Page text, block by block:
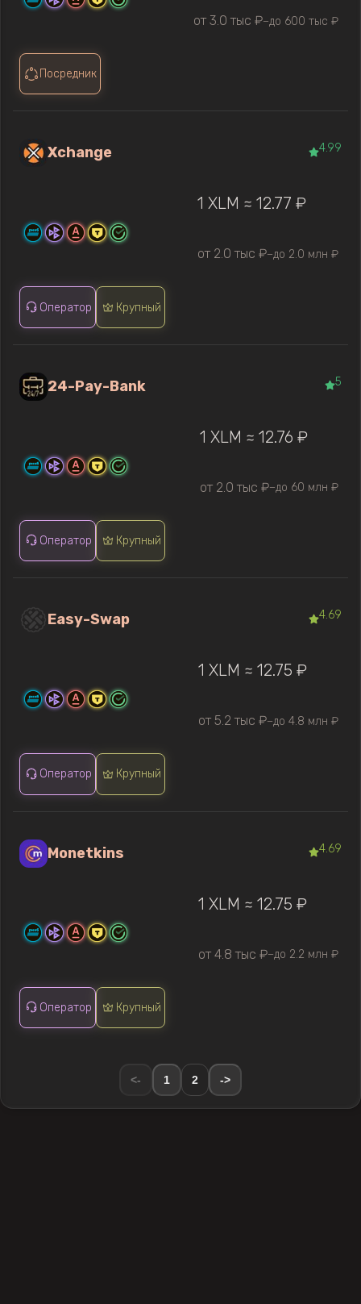
от 3.0 тыс ₽—до 600 тыс ₽
Посредник
Xchange 4.99
1 XLM ≈ 12.77 ₽
от 2.0 тыс ₽—до 2.0 млн ₽
Оператор Крупный
24-Pay-Bank 5
1 XLM ≈ 12.76 ₽
от 2.0 тыс ₽—до 60 млн ₽
Оператор Крупный
Easy-Swap 4.69
1 XLM ≈ 12.75 ₽
от 5.2 тыс ₽—до 4.8 млн ₽
Оператор Крупный
Monetkins 4.69
1 XLM ≈ 12.75 ₽
от 4.8 тыс ₽—до 2.2 млн ₽
Оператор Крупный
<- 1 2 ->